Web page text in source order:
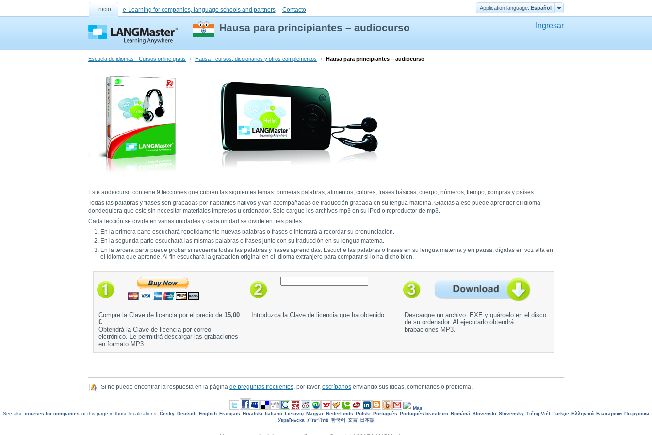
Inicio e-Learning for companies, language schools and partners Contacto Application language: Еspañol
Hausa para principiantes – audiocurso Ingresar
Escuela de idiomas - Cursos online gratis Hausa - cursos, diccionarios y otros complementos Hausa para principiantes – audiocurso
Este audiocurso contiene 9 lecciones que cubren las siguientes temas: primeras palabras, alimentos, colores, frases básicas, cuerpo, números, tiempo, compras y países.
Todas las palabras y frases son grabadas por hablantes nativos y van acompañadas de traducción grabada en su lengua materna. Gracias a eso puede aprender el idioma
dondequiera que esté sin necesitar materiales impresos u ordenador. Sólo cargue los archivos mp3 en su iPod o reproductor de mp3.
Cada lección se divide en varias unidades y cada unidad se divide en tres partes.
En la primera parte escuchará repetidamente nuevas palabras o frases e intentará a recordar su pronunciación.
En la segunda parte escuchará las mismas palabras o frases junto con su traducción en su lengua materna.
En la tercera parte puede probar si recuerda todas las palabras y frases aprendidas. Escuche las palabras o frases en su lengua materna y en pausa, dígalas en voz alta en
el idioma que aprende. Al fin escuchará la grabación original en el idioma extranjero para comparar si lo ha dicho bien.
Compre la Clave de licencia por el precio de 15,00
€.
Obtendrá la Clave de licencia por correo
elctrónico. Le permitirá descargar las grabaciones
en formato MP3.
Introduzca la Clave de licencia que ha obtenido.
Descargue un archivo .EXE y guárdelo en el disco
de su ordenador. Al ejecutarlo obtendrá
brabaciones MP3.
Si no puede encontrar la respuesta en la página de preguntas frecuentes , por favor, escríbanos enviando sus ideas, comentarios o problema.
Más
See also courses for companies or this page in those localizations: Česky Deutsch English Français Hrvatski Italiano Lietuvių Magyar Nederlands Polski Português Português brasileiro Română Slovenski Slovensky Tiếng Việt Türkçe Ελληνικά Български
По-русски
Україньска ภาษาไทย 한국어 文言 日本語